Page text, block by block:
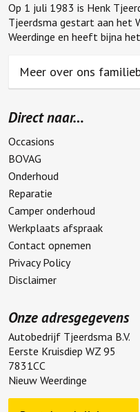
Op 1 juli 1983 is Henk
Tjeerdsma gestart aan het
Weerdinge en heeft bijna
Meer over ons
Direct naar…
Occasions
BOVAG
Onderhoud
Reparatie
Camper onderhoud
Werkplaats afspraak
Contact opnemen
Privacy Policy
Disclaimer
Onze adresgegevens
Autobedrijf Tjeerdsma B.V.
Eerste Kruisdiep WZ 95
7831CC
Nieuw Weerdinge